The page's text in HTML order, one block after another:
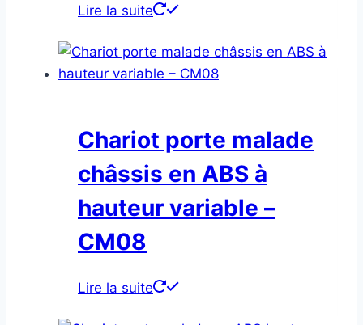
Lire la suite
Chariot porte malade
châssis en ABS à
hauteur variable –
CM08
Lire la suite